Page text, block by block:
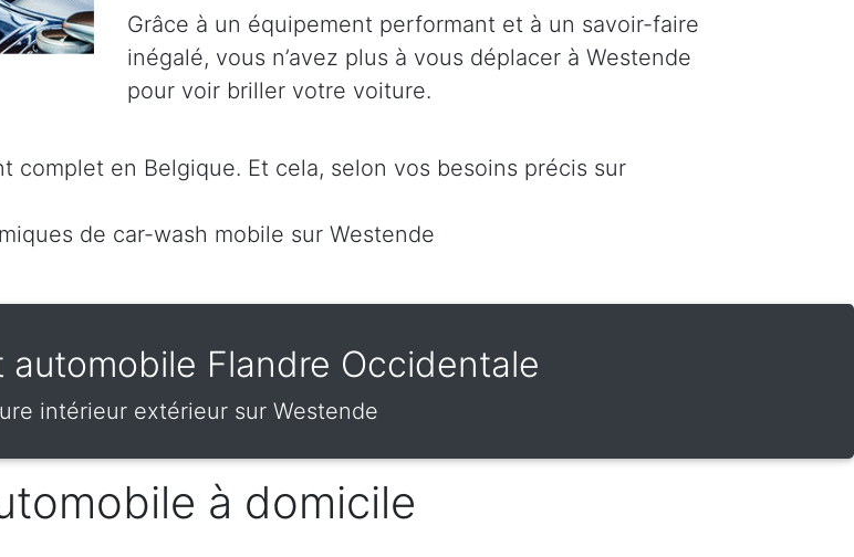
Grâce à un équipement performant et à un savoir-faire
inégalé, vous n’avez plus à vous déplacer à Westende
pour voir briller votre voiture.
complet en Belgique. Et cela, selon vos besoins précis sur
de car-wash mobile sur Westende
Flandre Occidentale
intérieur extérieur sur Westende
à domicile